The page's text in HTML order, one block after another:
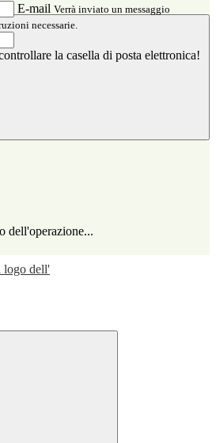
E-mail Verrà inviato un messaggio
necessarie.
la casella di posta elettronica!
dell'operazione...